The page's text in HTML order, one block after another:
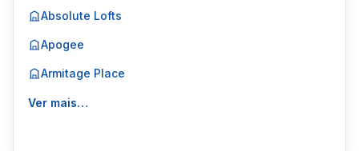
Absolute Lofts
Apogee
Armitage Place
Ver mais…